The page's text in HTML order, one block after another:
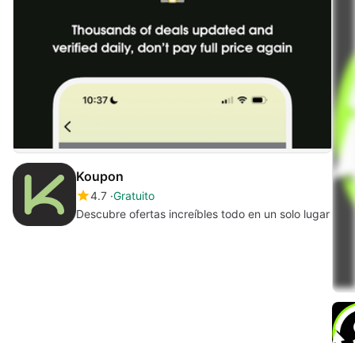
Koupon
4.7 Gratuito
Descubre ofertas increíbles todo en un solo lugar